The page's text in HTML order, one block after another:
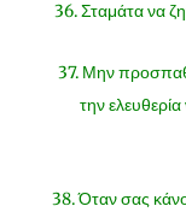
36. Σταμάτα να
37. Μην
την
38. Όταν σας